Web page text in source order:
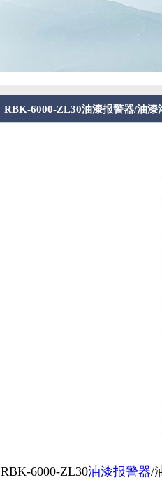
RBK-6000-ZL30油漆报警器/油漆
RBK-6000-ZL30油漆报警器/